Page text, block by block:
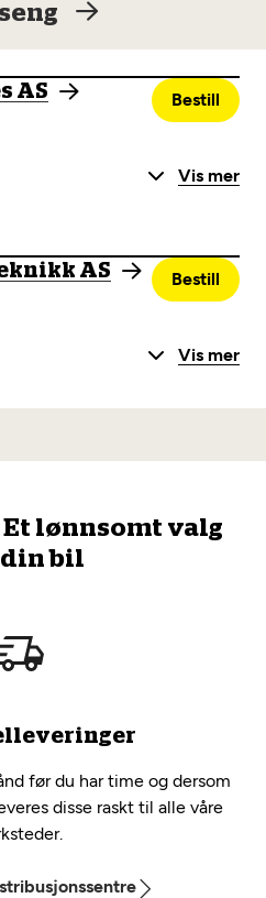
AS Bestill
Vis mer
AS Bestill
Vis mer
Et lønnsomt valg
bil
før du har time og dersom
disse raskt til alle våre